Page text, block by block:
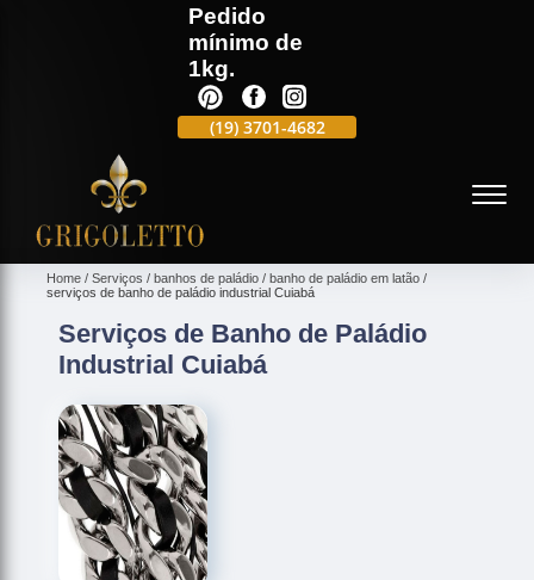
Pedido
mínimo de
1kg.
(19)3701-4682
Home Serviços banhos de paládio
banho de paládio em latão
serviços de banho de paládio industrial Cuiabá
Serviços de Banho de Paládio
Industrial Cuiabá